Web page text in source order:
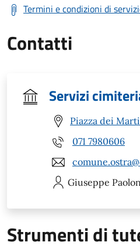
Termini e condizioni di
Contatti
Servizi
Piazza dei
071 7980606
Giuseppe
Strumenti di